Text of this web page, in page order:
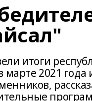
итоги
2021 года